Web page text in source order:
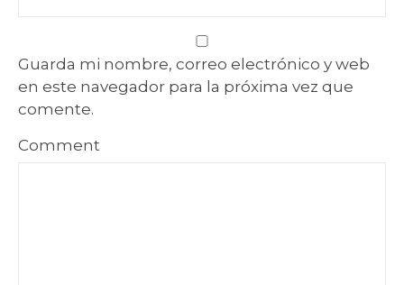
Guarda mi nombre, correo electrónico y web
en este navegador para la próxima vez que
comente.
Comment